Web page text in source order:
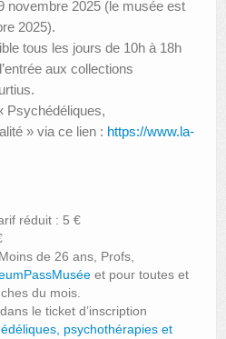
novembre 2025 (le musée est
2025).
tous les jours de 10h à 18h
aux collections
Psychédéliques,
» via ce lien : https://www.la-
réduit : 5 €
de 26 ans, Profs,
et pour toutes et
du mois.
le ticket d’inscription
psychothérapies et